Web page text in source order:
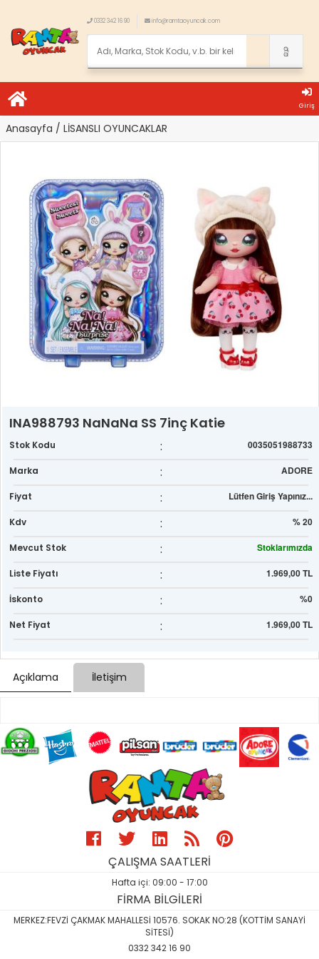
0332 342 16 90 info@ramtaoyuncak.com
Giriş
Anasayfa / LİSANSLI OYUNCAKLAR
INA988793 NaNaNa SS 7inç Katie
Stok Kodu : 0035051988733
Marka : ADORE
Fiyat : Lütfen Giriş Yapınız...
Kdv : % 20
Mevcut Stok : Stoklarımızda
Liste Fiyatı : 1.969,00 TL
İskonto : %0
Net Fiyat : 1.969,00 TL
Açıklama İletişim
ÇALIŞMA SAATLERİ
Hafta içi: 09:00 - 17:00
FİRMA BİLGİLERİ
MERKEZ:FEVZİ ÇAKMAK MAHALLESİ 10576. SOKAK NO:28 (KOTTİM SANAYİ
SİTESİ)
0332 342 16 90